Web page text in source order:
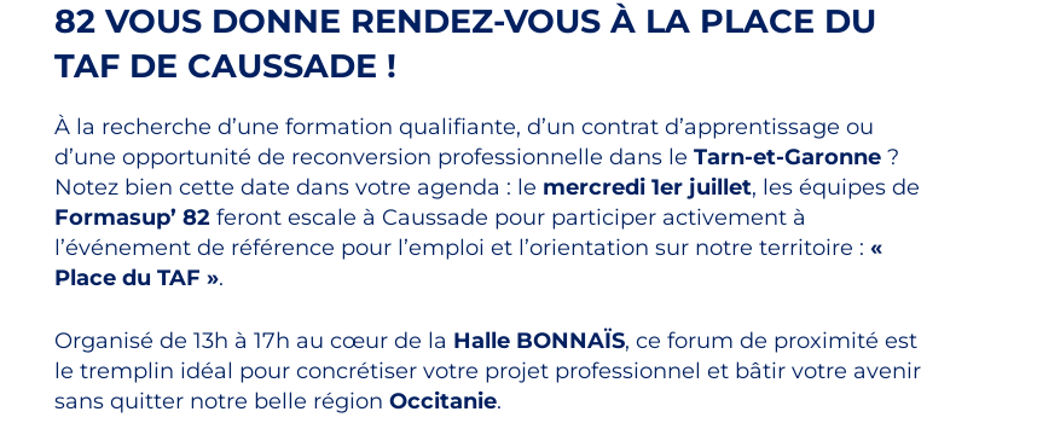
82 VOUS DONNE RENDEZ-VOUS À LA PLACE DU
TAF DE CAUSSADE !
À la recherche d’une formation qualifiante, d’un contrat d’apprentissage ou
d’une opportunité de reconversion professionnelle dans leTarn-et-Garonne ?
Notez bien cette date dans votre agenda : le mercredi 1er juillet, les équipes de
Formasup’ 82 feront escale à Caussade pour participer activement à
l’événement de référence pour l’emploi et l’orientation sur notre territoire :«
Place du TAF ».
Organisé de 13h à 17h au cœur de la Halle BONNAÏS, ce forum de proximité est
le tremplin idéal pour concrétiser votre projet professionnel et bâtir votre avenir
sans quitter notre belle régionOccitanie.